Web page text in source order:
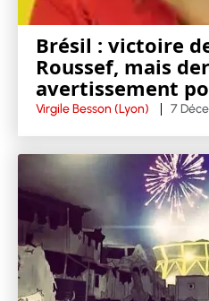
Brésil : victoire
Roussef, mais
avertissement
Virgile Besson (Lyon) 7